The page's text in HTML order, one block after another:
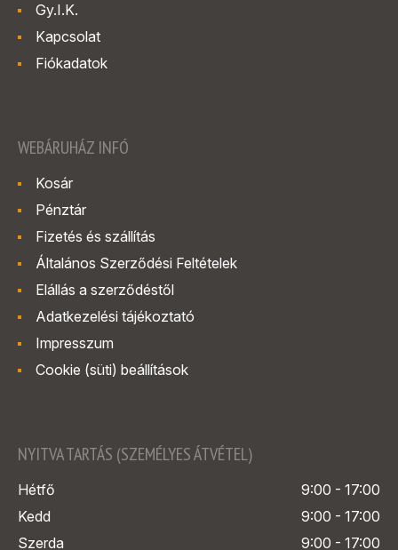
Gy.I.K.
Kapcsolat
Fiókadatok
WEBÁRUHÁZ INFÓ
Kosár
Pénztár
Fizetés és szállítás
Általános Szerződési Feltételek
Elállás a szerződéstől
Adatkezelési tájékoztató
Impresszum
Cookie (süti) beállítások
NYITVA TARTÁS (SZEMÉLYES ÁTVÉTEL)
Hétfő
9:00 - 17:00
Kedd
9:00 - 17:00
Szerda
9:00 - 17:00